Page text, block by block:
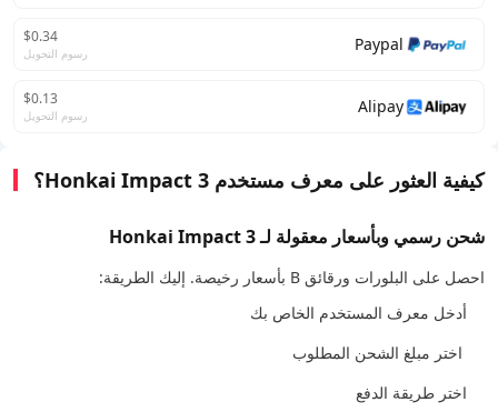
Paypal
$0.34
رسوم التحويل
Alipay
$0.13
رسوم التحويل
كيفية العثور على معرف مستخدم Honkai Impact 3؟
شحن رسمي وبأسعار معقولة لـ Honkai Impact 3
احصل على البلورات ورقائق B بأسعار رخيصة. إليك الطريقة:
أدخل معرف المستخدم الخاص بك
اختر مبلغ الشحن المطلوب
اختر طريقة الدفع